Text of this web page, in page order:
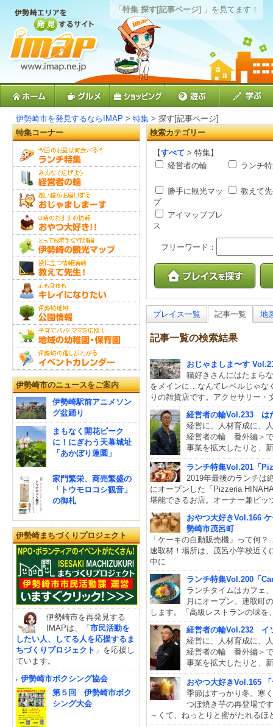
「特集 探す[記事ページ] 」を見てます！
伊勢崎市を発見するならIMAP > 特集 > 探す[記事ページ]
検索カテゴリー
【すべて > 特集】
経営者の輪
ランチ
勝手に観光マッ
プ
教えて
アイマッププレ
ス
フリーワード：
プレイス一覧 記事一覧 地
記事一覧の検索結果
おじゃましま〜す
猫好きさんにはたまら
をメインに…なんてレベルじゃな
りの雑貨店です。アクセサリー・
経営者の輪Vol.233 は
経営に、人材育成に、
経営者の輪 番外編＞
事業を拡大したりと、
ランチ特集Vol.201「
2019年最後のランチは
にオープンした「Pizzeria
堪能できるお店。オーナー兼ピッ
おやつ大好きVol.166
勢崎市茂呂町
「ケーキの自動販売機」って何
速取材！場所は、茂呂小学校近く
中に
ランチ特集Vol.200「
ランチタイムはカフェ
月にオープン。連取町
します。「高級レストランの味を
経営者の輪Vol.232 イ
経営に、人材育成に、
経営者の輪 番外編＞
事業を拡大したりと、
おやつ大好きVol.165
季節はすっかり冬。寒
つぼ焼き芋の再登場で
～くて、ねっとりと蜜がたれるほ
特集コーナー
伊勢崎市のニュースをご案内
伊勢崎駅前アニメソン
グ盆踊り
まもなく開花ピーク
に！にぎわう天幕城址
「あかぼり蓮園」
家門繁栄、商売繁盛の
「トウモロコシ観音」
の御札
伊勢崎まちづくりプロジェクト
伊勢崎市を再発見する
IMAPは、「市民活動を
したい人、してる人を応援するま
ちづくりプロジェクト 」を応援し
ています。
伊勢崎市ボクシング協会
第５回 伊勢崎市ボク
シング大会